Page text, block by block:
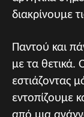
διακρίνουμε
Παντού και
με τα θετικά.
εστιάζοντας
εντοπίζουμε